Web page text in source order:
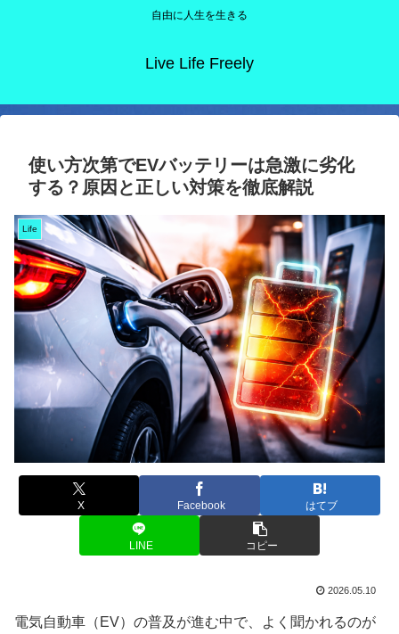
自由に人生を生きる
Live Life Freely
使い方次第でEVバッテリーは急激に劣化
する？原因と正しい対策を徹底解説
Life
X Facebook はてブ
LINE コピー
2026.05.10
電気自動車（EV）の普及が進む中で、よく聞かれるのが